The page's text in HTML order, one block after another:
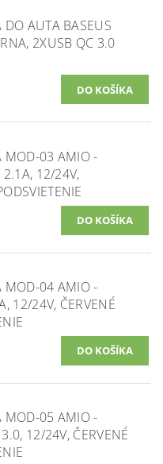
DO AUTA BASEUS
2XUSB QC 3.0
MOD-03 AMIO -
12/24V,
MOD-04 AMIO -
12/24V, ČERVENÉ
MOD-05 AMIO -
12/24V, ČERVENÉ